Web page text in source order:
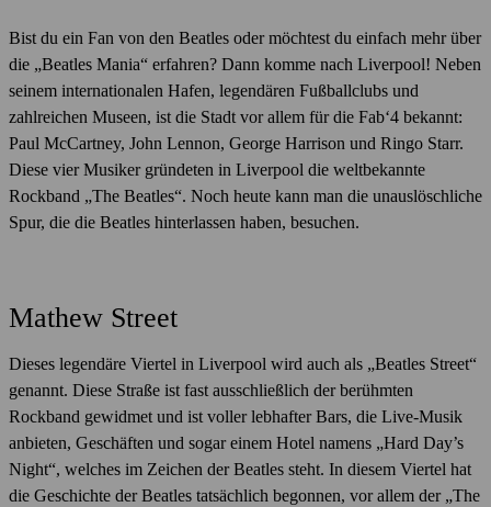
Bist du ein Fan von den Beatles oder möchtest du einfach mehr über
die „Beatles Mania“ erfahren? Dann komme nach Liverpool! Neben
seinem internationalen Hafen, legendären Fußballclubs und
zahlreichen Museen, ist die Stadt vor allem für die Fab‘4 bekannt:
Paul McCartney, John Lennon, George Harrison und Ringo Starr.
Diese vier Musiker gründeten in Liverpool die weltbekannte
Rockband „The Beatles“. Noch heute kann man die unauslöschliche
Spur, die die Beatles hinterlassen haben, besuchen.
Mathew Street
Dieses legendäre Viertel in Liverpool wird auch als „Beatles Street“
genannt. Diese Straße ist fast ausschließlich der berühmten
Rockband gewidmet und ist voller lebhafter Bars, die Live-Musik
anbieten, Geschäften und sogar einem Hotel namens „Hard Day’s
Night“, welches im Zeichen der Beatles steht. In diesem Viertel hat
die Geschichte der Beatles tatsächlich begonnen, vor allem der „The